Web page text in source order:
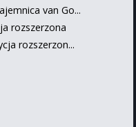
van Go...
rozszerzona
rozszerzon...